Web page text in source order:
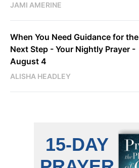
JAMI AMERINE
When You Need Guidance for the
Next Step - Your Nightly Prayer -
August 4
ALISHA HEADLEY